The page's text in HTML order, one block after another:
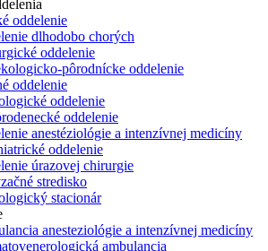
oddelenie
dlhodobo chorých
oddelenie
pôrodnícke oddelenie
oddelenie
oddelenie
oddelenie
anestéziológie a intenzívnej medicíny
oddelenie
úrazovej chirurgie
stredisko
stacionár
anesteziológie a intenzívnej medicíny
ambulancia